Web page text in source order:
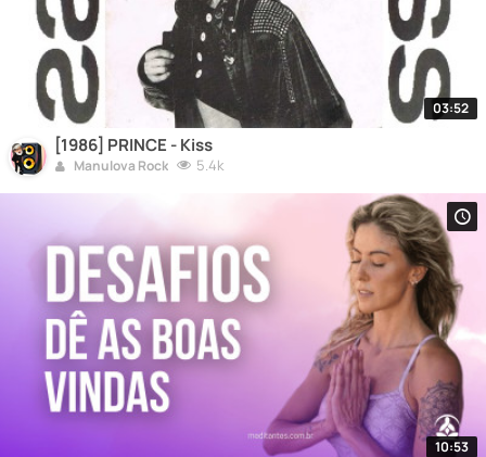
03:52
[1986] PRINCE - Kiss
Manulova Rock 5.4k
10:53